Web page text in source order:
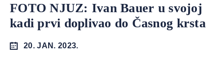
FOTO NJUZ: Ivan Bauer u svojoj
kadi prvi doplivao do Časnog krsta
20. JAN. 2023.